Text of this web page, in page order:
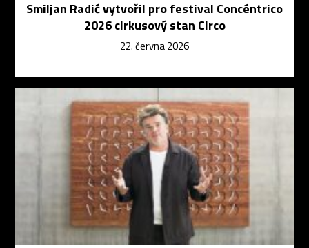
Smiljan Radić vytvořil pro festival Concéntrico
2026 cirkusový stan Circo
22. června 2026